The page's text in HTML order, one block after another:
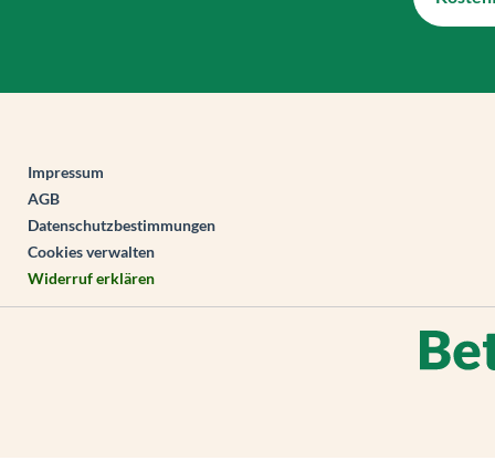
Impressum
AGB
Datenschutzbestimmungen
Cookies verwalten
Widerruf erklären